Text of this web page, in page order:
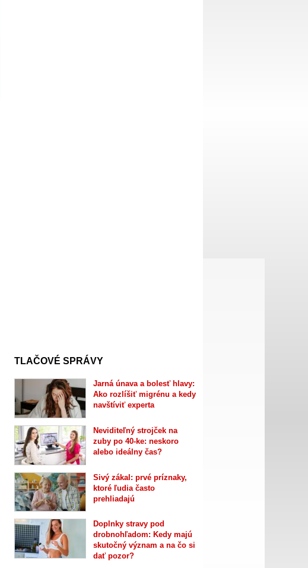
TLAČOVÉ SPRÁVY
Jarná únava a bolesť hlavy:
Ako rozlíšiť migrénu a kedy
navštíviť experta
Neviditeľný strojček na
zuby po 40-ke: neskoro
alebo ideálny čas?
Sivý zákal: prvé príznaky,
ktoré ľudia často
prehliadajú
Doplnky stravy pod
drobnohľadom: Kedy majú
skutočný význam a na čo si
dať pozor?